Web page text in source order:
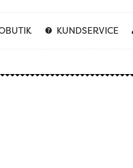
KUNDSERVICE